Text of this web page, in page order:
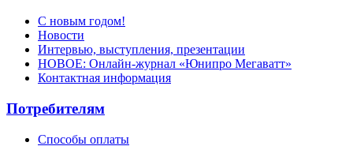
С новым годом!
Новости
Интервью, выступления, презентации
НОВОЕ: Онлайн-журнал «Юнипро Мегаватт»
Контактная информация
Потребителям
Способы оплаты